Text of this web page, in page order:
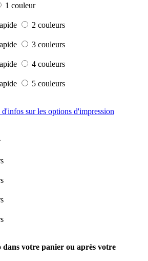
1 couleur
2 couleurs
3 couleurs
4 couleurs
5 couleurs
d'infos sur les options d'impression
dans votre panier ou après votre